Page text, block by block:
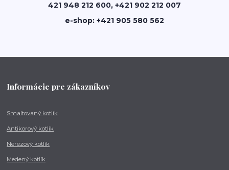
421 948 212 600, +421 902 212 007
e-shop: +421 905 580 562
Informácie pre zákazníkov
Smaltovaný kotlík
Antikorový kotlík
Nerezový kotlík
Medený kotlík